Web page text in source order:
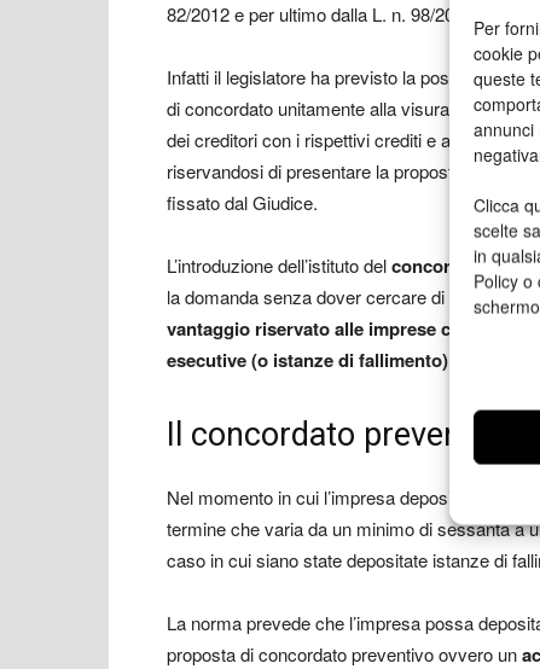
Per
cookie
queste
annunci
Clicca
scelte
in
Policy o
82/2012 eper ultimo dalla L. n. 98/2013 (così
Infatti il legislatore ha previsto la possibilità per
di concordato unitamente alla visura storica,
dei creditori con i rispettivi crediti e alla
riservandosi di presentare la proposta, il piano
fissato dal Giudice.
L’introduzione dell’istituto delconcordato
la domanda senza dover cercare di
vantaggio riservato alle imprese che
esecutive (o istanze di fallimento) che
Il concordato preventivo
Nel momento in cui l’impresa deposita la
termine che varia da un minimo di sessanta a
caso in cui siano state depositate istanze di
La norma prevede che l’impresa possa
proposta di concordato preventivo ovvero un